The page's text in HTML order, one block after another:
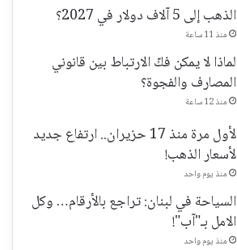
الذهب إلى 5 آلاف دولار في 2027؟
منذ 11 ساعة
لماذا لا يمكن فكّ الارتباط بين قانوني
المصارف والفجوة؟
منذ 12 ساعة
لأول مرة منذ 17 حزيران.. ارتفاع جديد
لأسعار الذهب!
منذ يوم واحد
السياحة في لبنان: تراجع بالأرقام… وكل
الامل بـ"آب"!
منذ يوم واحد